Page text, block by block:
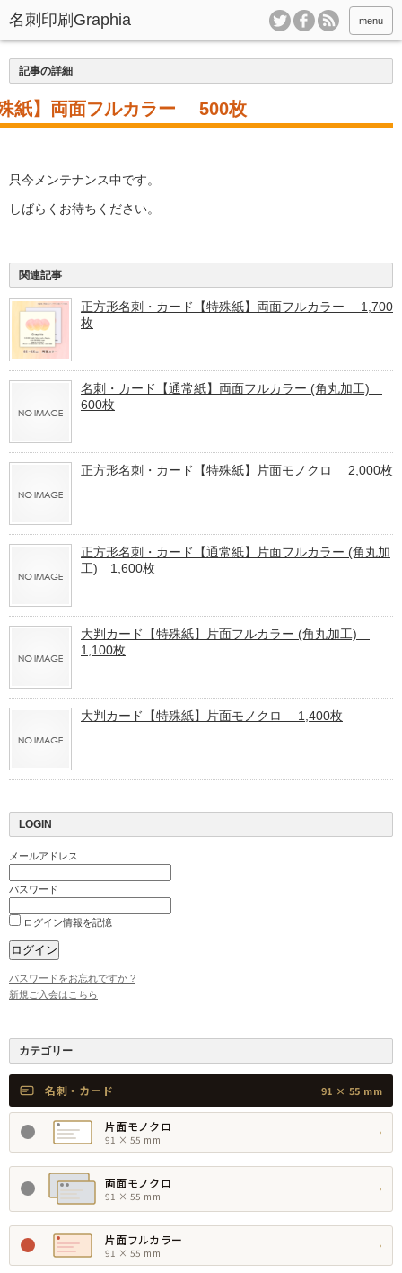
menu
記事の詳細
紙】両面フルカラー 500枚
只今メンテナンス中です。
しばらくお待ちください。
関連記事
正方形名刺・カード【特殊紙】両面フルカラー 1,700
枚
名刺・カード【通常紙】両面フルカラー (角丸加工)
600枚
正方形名刺・カード【特殊紙】片面モノクロ 2,000枚
正方形名刺・カード【通常紙】片面フルカラー (角丸加
工) 1,600枚
大判カード【特殊紙】片面フルカラー (角丸加工)
1,100枚
大判カード【特殊紙】片面モノクロ 1,400枚
LOGIN
メールアドレス
パスワード
ログイン情報を記憶
パスワードをお忘れですか ?
新規ご入会はこちら
カテゴリー
名刺・カード 91 × 55 mm
片面モノクロ
91 × 55 mm
›
両面モノクロ
91 × 55 mm
›
片面フルカラー
91 × 55 mm
›